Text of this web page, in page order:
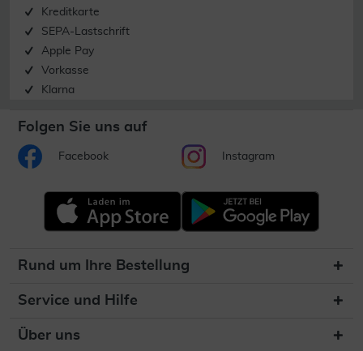
Kreditkarte
SEPA-Lastschrift
Apple Pay
Vorkasse
Klarna
Folgen Sie uns auf
Facebook Instagram
Rund um Ihre Bestellung
Service und Hilfe
Über uns